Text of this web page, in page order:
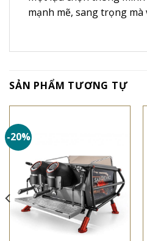
mạnh mẽ, sang trọng mà
SẢN PHẨM TƯƠNG TỰ
-20%